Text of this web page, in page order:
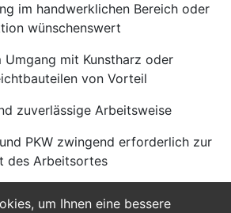
um Ihnen eine bessere
im handwerklichen Bereich oder
wünschenswert
Umgang mit Kunstharz oder
von Vorteil
zuverlässige Arbeitsweise
PKW zwingend erforderlich zur
des Arbeitsortes